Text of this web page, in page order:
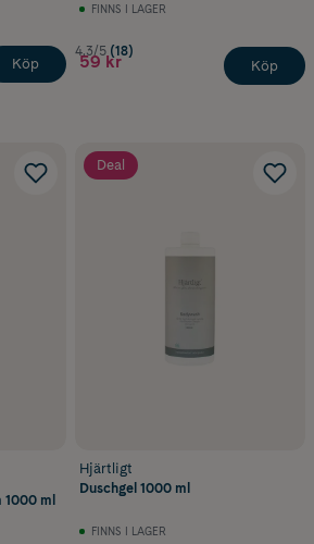
Köp
FINNS I LAGER
4.3/5 (18)
59 kr Köp
ml
Deal
Hjärtligt
Duschgel 1000 ml
FINNS I LAGER